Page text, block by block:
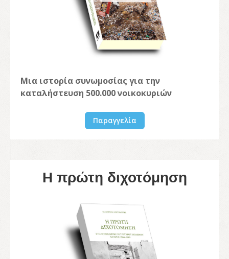
Μια ιστορία συνωμοσίας για την
καταλήστευση 500.000 νοικοκυριών
Παραγγελία
Η πρώτη διχοτόμηση